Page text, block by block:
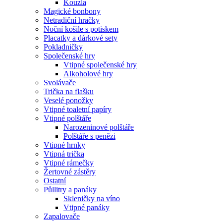
Kouzla
Magické bonbony
Netradiční hračky
Noční košile s potiskem
Placatky a dárkové sety
Pokladničky
Společenské hry
Vtipné společenské hry
Alkoholové hry
Svolávače
Trička na flašku
Veselé ponožky
Vtipné toaletní papíry
Vtipné polštáře
Narozeninové polštáře
Polštáře s penězi
Vtipné hrnky
Vtipná trička
Vtipné rámečky
Žertovné zástěry
Ostatní
Půllitry a panáky
Skleničky na víno
Vtipné panáky
Zapalovače